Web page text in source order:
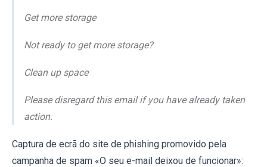
Get more storage
Not ready to get more storage?
Clean up space
Please disregard this email if you have already taken
action.
Captura de ecrã do site de phishing promovido pela
campanha de spam «O seu e-mail deixou de funcionar»: